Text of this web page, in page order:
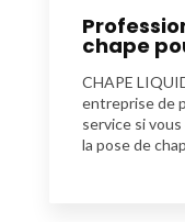
chape
CHAPE
entreprise de
service si
la pose de